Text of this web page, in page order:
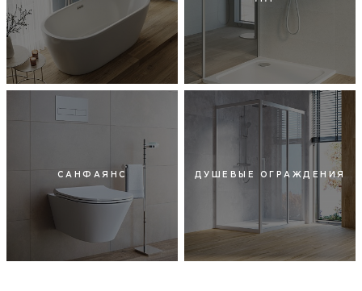
САНФАЯНС ДУШЕВЫЕ ОГРАЖДЕНИЯ